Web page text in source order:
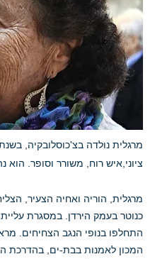
ציוני,איש רוח, משורר וסופר.
מרגלית, הוריה ואחיה הצעיר,
כנוטר בעמק הירדן . במסגרת
התחלפו בנופי הנגב הצחיחים.
המכון לאמנות בבת-ים, בהדרכת